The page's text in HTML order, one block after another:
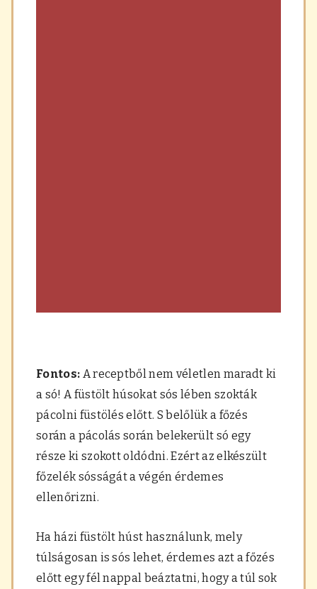
Fontos: A receptből nem véletlen maradt ki
a só! A füstölt húsokat sós lében szokták
pácolni füstölés előtt. S belőlük a főzés
során a pácolás során belekerült só egy
része ki szokott oldódni. Ezért az elkészült
főzelék sósságát a végén érdemes
ellenőrizni.
Ha házi füstölt húst használunk, mely
túlságosan is sós lehet, érdemes azt a főzés
előtt egy fél nappal beáztatni, hogy a túl sok